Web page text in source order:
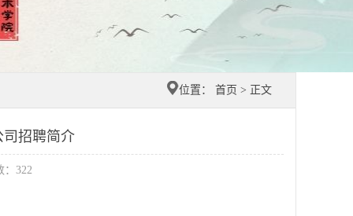
位置： 首页 > 正文
招聘简介
322